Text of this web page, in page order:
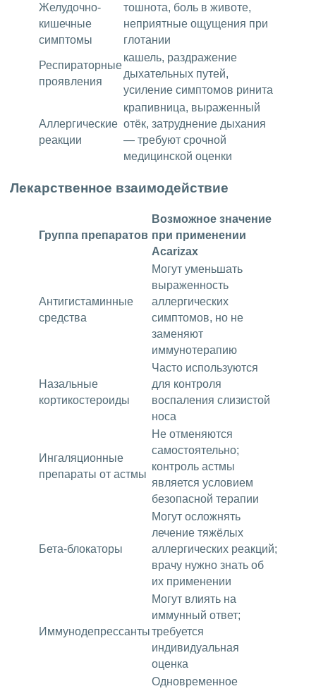
Желудочно-
кишечные
симптомы
тошнота, боль в животе,
неприятные ощущения при
глотании
Респираторные
проявления
кашель, раздражение
дыхательных путей,
усиление симптомов ринита
Аллергические
реакции
крапивница, выраженный
отёк, затруднение дыхания
— требуют срочной
медицинской оценки
Лекарственное взаимодействие
Группа препаратов
Возможное значение
при применении
Acarizax
Антигистаминные
средства
Могут уменьшать
выраженность
аллергических
симптомов, но не
заменяют
иммунотерапию
Назальные
кортикостероиды
Часто используются
для контроля
воспаления слизистой
носа
Ингаляционные
препараты от астмы
Не отменяются
самостоятельно;
контроль астмы
является условием
безопасной терапии
Бета-блокаторы
Могут осложнять
лечение тяжёлых
аллергических реакций;
врачу нужно знать об
их применении
Иммунодепрессанты
Могут влиять на
иммунный ответ;
требуется
индивидуальная
оценка
Одновременное